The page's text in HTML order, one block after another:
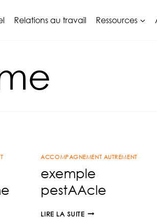
Relations au travail Ressources
ACCOMPAGNEMENT AUTREMENT
exemple
pestAAcle
LIRE LA SUITEEXEMPLE